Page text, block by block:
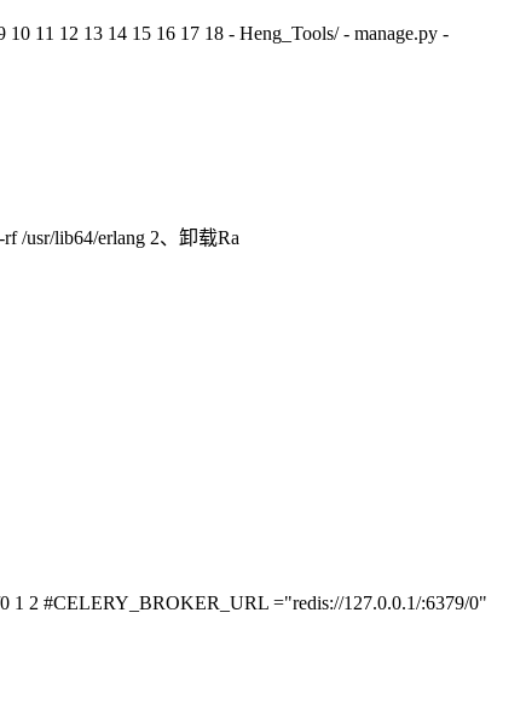
11 12 13 14 15 16 17 18 - Heng_Tools/ - manage.py -
/usr/lib64/erlang 2、卸载Ra
2 #CELERY_BROKER_URL ="redis://127.0.0.1/:6379/0"